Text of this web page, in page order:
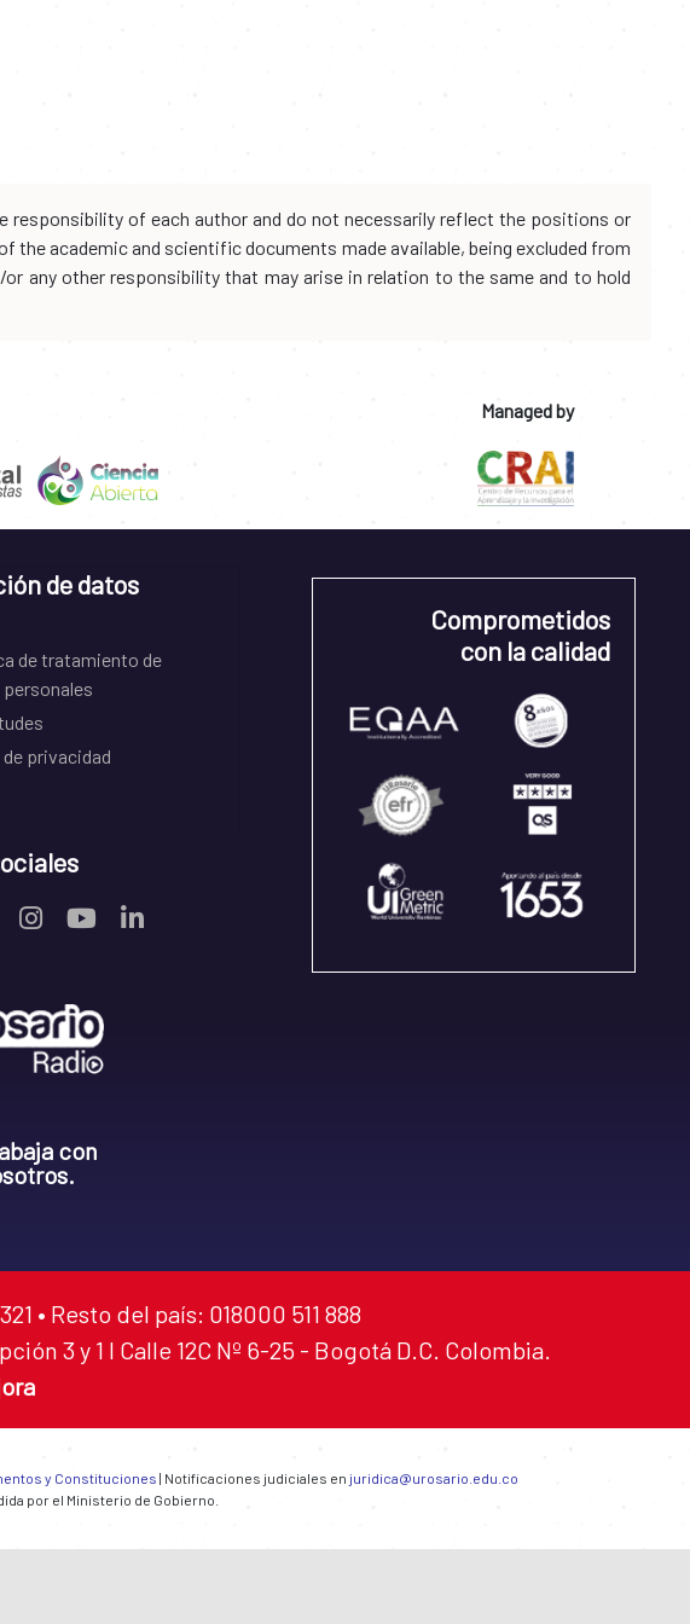
responsibility of each author and do not necessarily reflect the positions or
academic and scientific documents made available, being excluded from
any other responsibility that may arise in relation to the same and to hold
Managed by
de datos
de tratamiento de
privacidad
con
Comprometidos
con la calidad
• Resto del país: 018000 511 888
3 y 1 I Calle 12C Nº 6-25 - Bogotá D.C. Colombia.
y Constituciones | Notificaciones judiciales en juridica@urosario.edu.co
por el Ministerio de Gobierno.